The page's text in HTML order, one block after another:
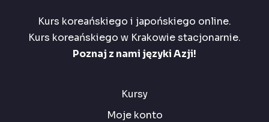
Kurs koreańskiego i japońskiego online.
Kurs koreańskiego w Krakowie stacjonarnie.
Poznaj z nami języki Azji!
Kursy
Moje konto